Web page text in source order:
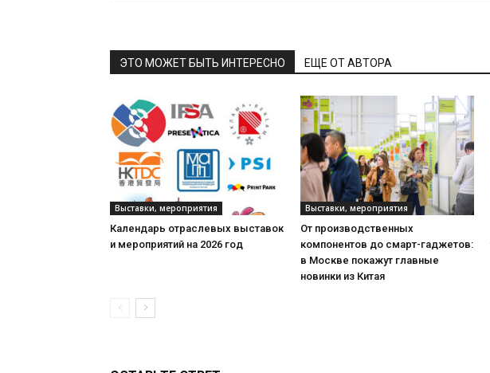
ЭТО МОЖЕТ БЫТЬ ИНТЕРЕСНО ЕЩЕ ОТ АВТОРА
Выставки, мероприятия
Календарь отраслевых выставок
и мероприятий на 2026 год
Выставки, мероприятия
От производственных
компонентов до смарт-гаджетов:
в Москве покажут главные
новинки из Китая